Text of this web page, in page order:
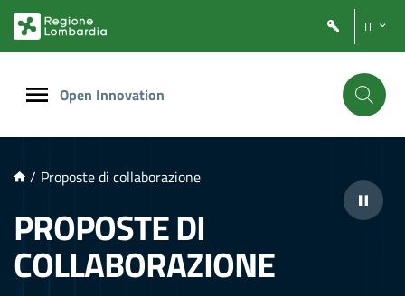
PRINCIPALE
IT
Open Innovation
/ Proposte di collaborazione
PROPOSTE DI
COLLABORAZIONE